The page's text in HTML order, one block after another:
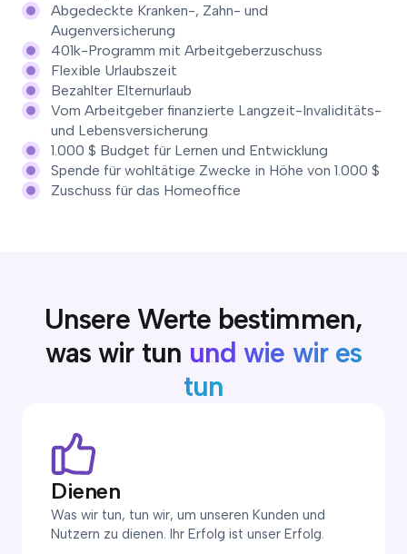
Abgedeckte Kranken-, Zahn- und
Augenversicherung
401k-Programm mit Arbeitgeberzuschuss
Flexible Urlaubszeit
Bezahlter Elternurlaub
Vom Arbeitgeber finanzierte Langzeit-Invaliditäts-
und Lebensversicherung
1.000 $ Budget für Lernen und Entwicklung
Spende für wohltätige Zwecke in Höhe von 1.000 $
Zuschuss für das Homeoffice
Unsere Werte bestimmen,
was wir tun und wie wir es
tun
Dienen
Was wir tun, tun wir, um unseren Kunden und
Nutzern zu dienen. Ihr Erfolg ist unser Erfolg.